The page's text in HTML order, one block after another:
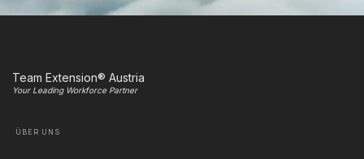
Team Extension® Austria
Your Leading Workforce Partner
ÜBER UNS